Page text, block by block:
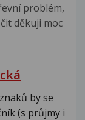
problém,
děkuji moc
by se
(s průjmy i